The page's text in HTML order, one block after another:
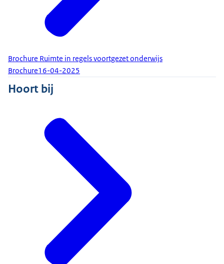
Brochure Ruimte in regels voortgezet onderwijs
Brochure16-04-2025
Hoort bij